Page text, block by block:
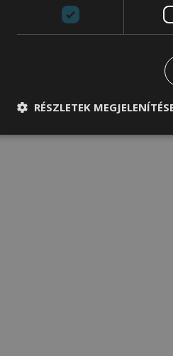
RÉSZLETEK